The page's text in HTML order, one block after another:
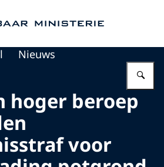
Nieuws
hoger beroep
voor